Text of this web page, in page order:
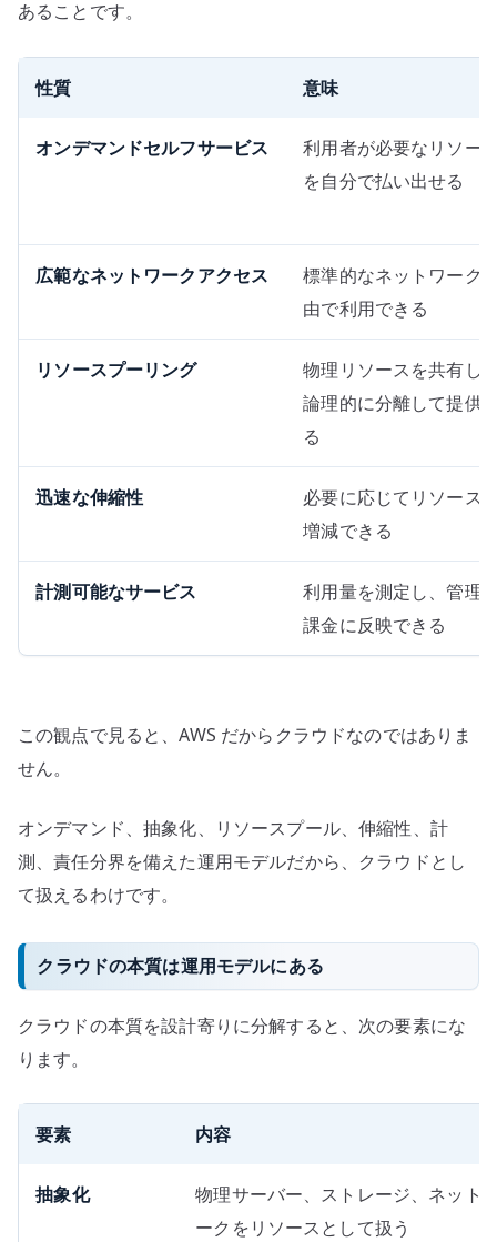
あることです。
性質 意味
オンデマンドセルフサービス
利用者が必要なリソー
を自分で払い出せる
広範なネットワークアクセス
標準的なネットワーク
由で利用できる
リソースプーリング
物理リソースを共有し
論理的に分離して提供
る
迅速な伸縮性
必要に応じてリソース
増減できる
計測可能なサービス
利用量を測定し、管理
課金に反映できる
この観点で見ると、AWS だからクラウドなのではありま
せん。
オンデマンド、抽象化、リソースプール、伸縮性、計
測、責任分界を備えた運用モデルだから、クラウドとし
て扱えるわけです。
クラウドの本質は運用モデルにある
クラウドの本質を設計寄りに分解すると、次の要素にな
ります。
要素 内容
抽象化
物理サーバー、ストレージ、ネット
ークをリソースとして扱う